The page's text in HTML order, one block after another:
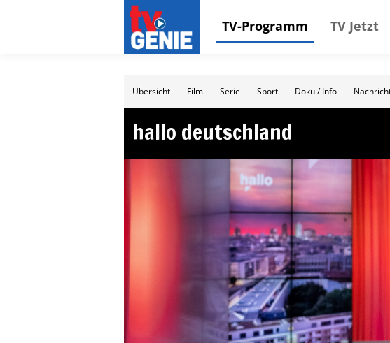
TV-Programm TV Jetzt
Übersicht Film Serie Sport Doku / Info
hallo deutschland